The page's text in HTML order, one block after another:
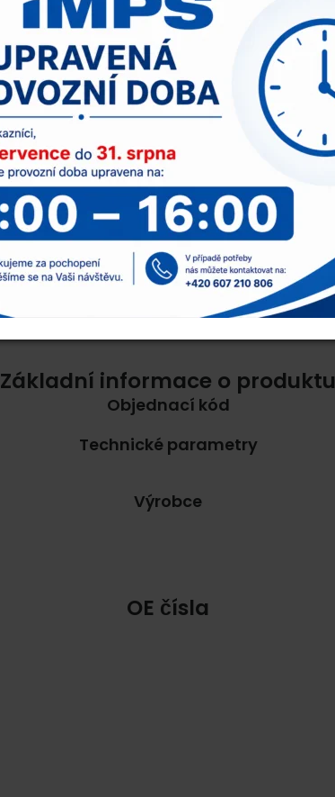
Základní informace o produktu
Objednací kód
Technické parametry
Výrobce
OE čísla